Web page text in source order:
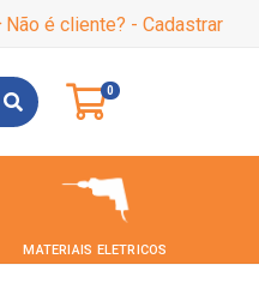
Não é cliente? - Cadastrar
0
MATERIAIS ELETRICOS